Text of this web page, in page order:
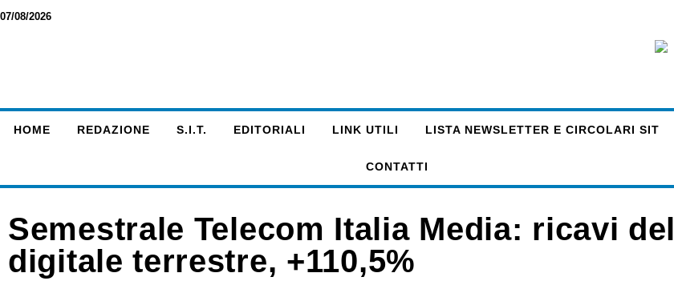
07/08/2026
HOME REDAZIONE S.I.T. EDITORIALI LINK UTILI LISTA NEWSLETTER E CIRCOLARI SIT
CONTATTI
Semestrale Telecom Italia Media: ricavi del
digitale terrestre, +110,5%